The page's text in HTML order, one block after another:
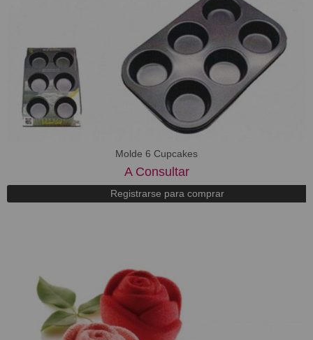
Molde 6 Cupcakes
A Consultar
Registrarse para comprar